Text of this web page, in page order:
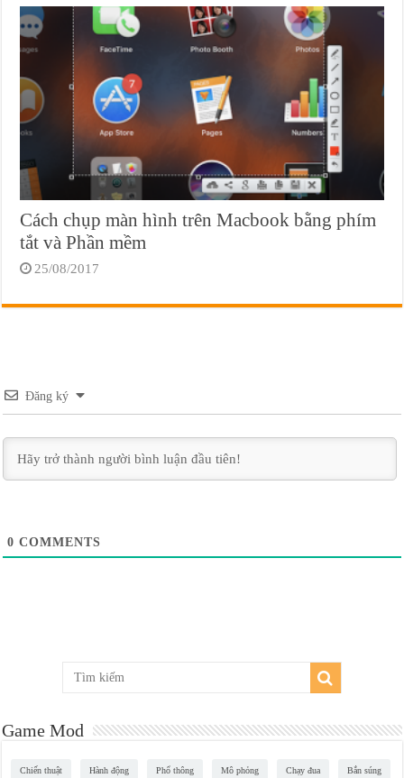
Cách chụp màn hình trên Macbook bằng phím
tắt và Phần mềm
25/08/2017
Đăng ký
0 COMMENTS
Game Mod
Chiến thuật Hành động Phổ thông Mô phỏng Chạy đua Bắn súng